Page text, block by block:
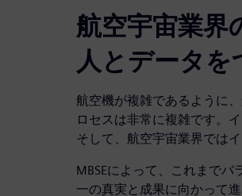
航空宇宙業界
人とデータを
航空機が複雑であるように
ロセスは非常に複雑です。
そして、航空宇宙業界では
MBSEによって、これまで
一の真実と成果に向かって